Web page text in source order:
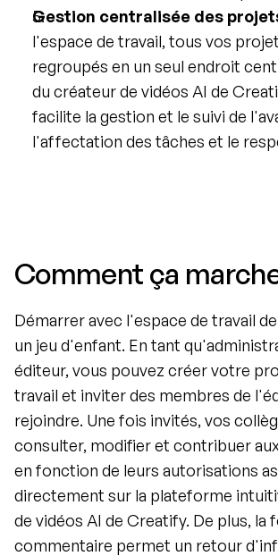
Gestion centralisée des
l'espace de travail, tous vos
regroupés en un seul endroit
du créateur de vidéos AI de
facilite la gestion et le suivi de
l'affectation des tâches et le
Comment ça
Démarrer avec l'espace de travail
un jeu d'enfant. En tant
éditeur, vous pouvez créer votre
travail et inviter des membres de
rejoindre. Une fois invités, vos
consulter, modifier et contribuer
en fonction de leurs autorisations
directement sur la plateforme
de vidéos AI de Creatify. De plus, la
commentaire permet un retour